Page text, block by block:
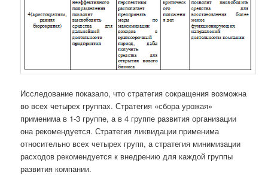
Исследование показало, что стратегия сокращения возможна
во всех четырех группах. Стратегия «сбора урожая»
применима в 1-3 группе, а в 4 группе развития организации
она рекомендуется. Стратегия ликвидации применима
относительно всех четырех групп, а стратегия минимизации
расходов рекомендуется к внедрению для каждой группы
развития компании.